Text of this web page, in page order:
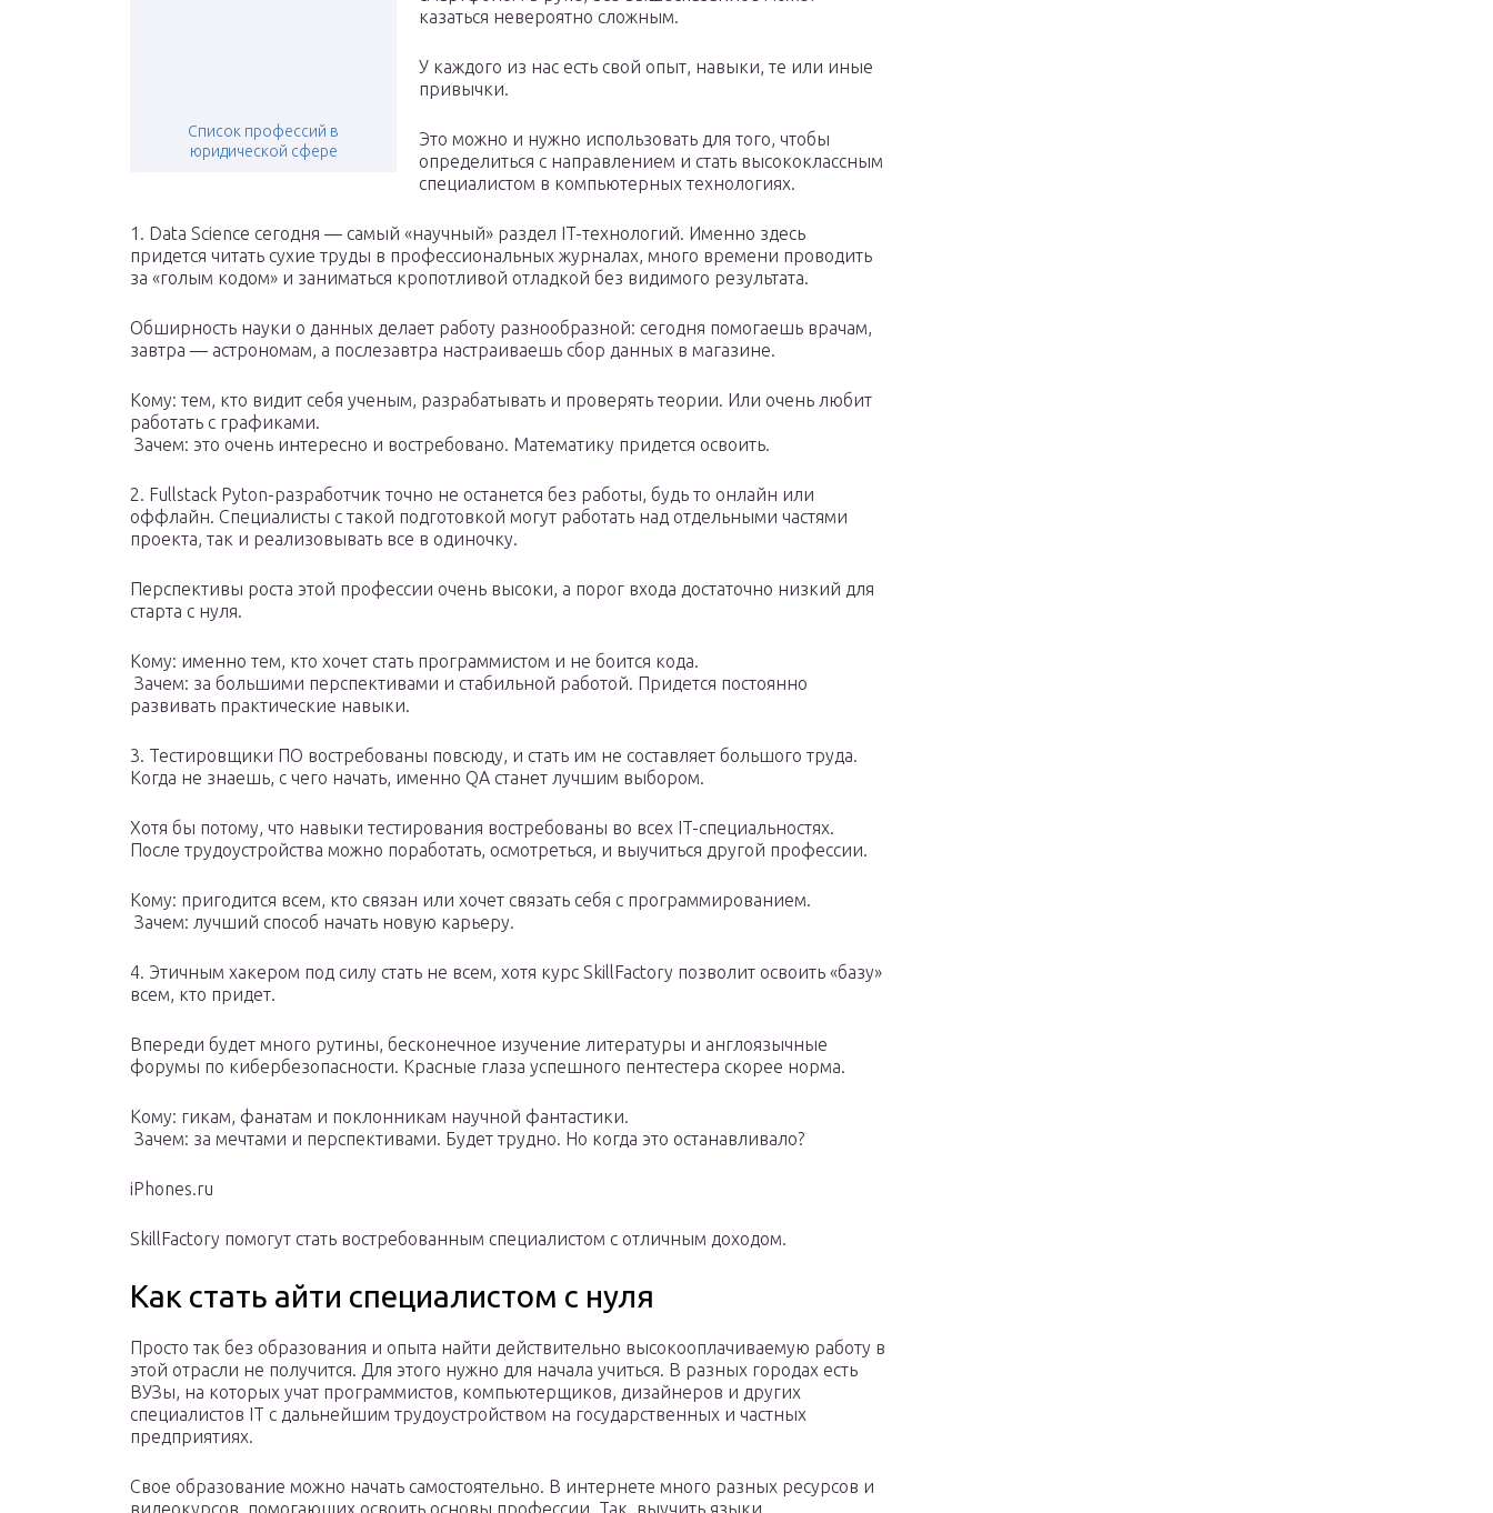
Список профессий в
юридической сфере
казаться невероятно сложным.
У каждого из нас есть свой опыт, навыки, те или иные
привычки.
Это можно и нужно использовать для того, чтобы
определиться с направлением и стать высококлассным
специалистом в компьютерных технологиях.
1. Data Science сегодня — самый «научный» раздел IT-технологий. Именно здесь
придется читать сухие труды в профессиональных журналах, много времени проводить
за «голым кодом» и заниматься кропотливой отладкой без видимого результата.
Обширность науки о данных делает работу разнообразной: сегодня помогаешь врачам,
завтра — астрономам, а послезавтра настраиваешь сбор данных в магазине.
Кому: тем, кто видит себя ученым, разрабатывать и проверять теории. Или очень любит
работать с графиками.
️ Зачем: это очень интересно и востребовано. Математику придется освоить.
2. Fullstack Pyton-разработчик точно не останется без работы, будь то онлайн или
оффлайн. Специалисты с такой подготовкой могут работать над отдельными частями
проекта, так и реализовывать все в одиночку.
Перспективы роста этой профессии очень высоки, а порог входа достаточно низкий для
старта с нуля.
Кому: именно тем, кто хочет стать программистом и не боится кода.
️ Зачем: за большими перспективами и стабильной работой. Придется постоянно
развивать практические навыки.
3. Тестировщики ПО востребованы повсюду, и стать им не составляет большого труда.
Когда не знаешь, с чего начать, именно QA станет лучшим выбором.
Хотя бы потому, что навыки тестирования востребованы во всех IT-специальностях.
После трудоустройства можно поработать, осмотреться, и выучиться другой профессии.
Кому: пригодится всем, кто связан или хочет связать себя с программированием.
️ Зачем: лучший способ начать новую карьеру.
4. Этичным хакером под силу стать не всем, хотя курс SkillFactory позволит освоить «базу»
всем, кто придет.
Впереди будет много рутины, бесконечное изучение литературы и англоязычные
форумы по кибербезопасности. Красные глаза успешного пентестера скорее норма.
Кому: гикам, фанатам и поклонникам научной фантастики.
️ Зачем: за мечтами и перспективами. Будет трудно. Но когда это останавливало?
iPhones.ru
SkillFactory помогут стать востребованным специалистом с отличным доходом.
Как стать айти специалистом с нуля
Просто так без образования и опыта найти действительно высокооплачиваемую работу в
этой отрасли не получится. Для этого нужно для начала учиться. В разных городах есть
ВУЗы, на которых учат программистов, компьютерщиков, дизайнеров и других
специалистов IT с дальнейшим трудоустройством на государственных и частных
предприятиях.
Свое образование можно начать самостоятельно. В интернете много разных ресурсов и
видеокурсов, помогающих освоить основы профессии. Так, выучить языки